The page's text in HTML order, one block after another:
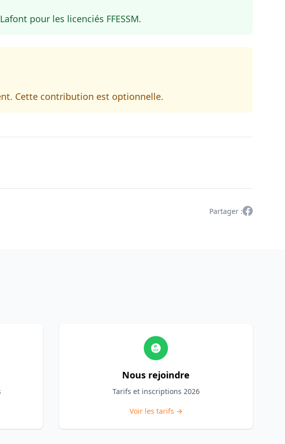
pour les licenciés FFESSM.
Cette contribution est optionnelle.
Partager :Facebook
Nous rejoindre
Tarifs et inscriptions 2026
Voir les tarifs →